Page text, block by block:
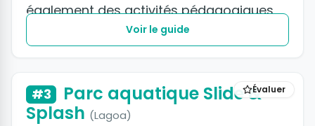
également des activités pédagogiques
pour les plus jeunes.Voir le guide
Évaluer
#3
Parc aquatique Slide &
Splash (Lagoa)